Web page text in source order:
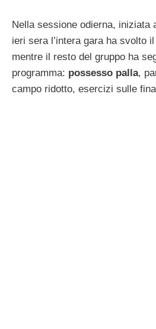
Nella sessione odierna, iniziata
ieri sera l’intera gara ha svolto
mentre il resto del gruppo ha
programma: possesso palla,
campo ridotto, esercizi sulle